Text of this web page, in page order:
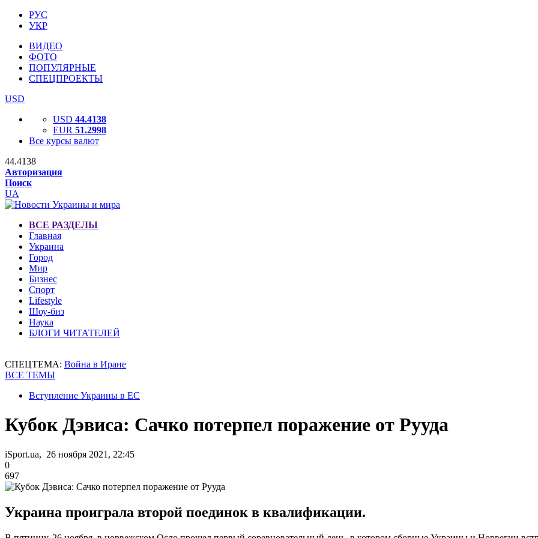
РУС
УКР
ВИДЕО
ФОТО
ПОПУЛЯРНЫЕ
СПЕЦПРОЕКТЫ
USD
USD 44.4138
EUR 51.2998
Все курсы валют
44.4138
Авторизация
Поиск
UA
ВСЕ РАЗДЕЛЫ
Главная
Украина
Город
Мир
Бизнес
Спорт
Lifestyle
Шоу-биз
Наука
БЛОГИ ЧИТАТЕЛЕЙ
СПЕЦТЕМА: Война в Иране
ВСЕ ТЕМЫ
Вступление Украины в ЕС
Кубок Дэвиса: Сачко потерпел поражение от Рууда
iSport.ua, 26 ноября 2021, 22:45
0
697
Украина проиграла второй поединок в квалификации.